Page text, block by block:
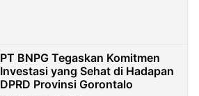
PT BNPG Tegaskan Komitmen
Investasi yang Sehat di Hadapan
DPRD Provinsi Gorontalo